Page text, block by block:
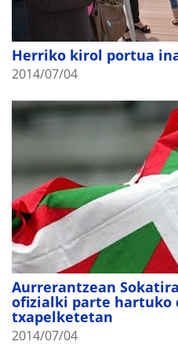
Herriko kirol portua
2014/07/04
Aurrerantzean
ofizialki parte hartuko
txapelketetan
2014/07/04